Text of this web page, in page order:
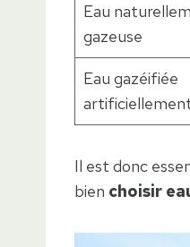
Eau
gazeuse
Eau gazéifiée
Il est donc
bien choisir